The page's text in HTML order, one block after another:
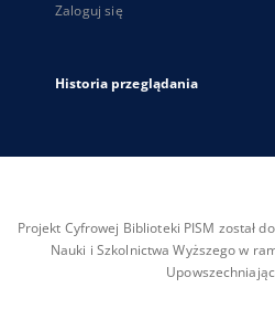
Zaloguj się
Historia przeglądania
Projekt Cyfrowej Biblioteki PISM został
Nauki i Szkolnictwa Wyższego w